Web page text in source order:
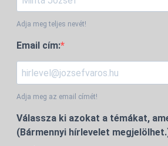
Adja meg teljes nevét!
Email cím:
Adja meg az email címét!
Válassza ki azokat a témákat,
(Bármennyi hírlevelet